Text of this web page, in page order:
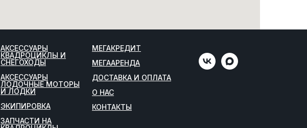
АКСЕССУАРЫ
КВАДРОЦИКЛЫ И
СНЕГОХОДЫ
АКСЕССУАРЫ
ЛОДОЧНЫЕ МОТОРЫ
И ЛОДКИ
ЭКИПИРОВКА
ЗАПЧАСТИ НА
МЕГАКРЕДИТ
МЕГААРЕНДА
ДОСТАВКА И ОПЛАТА
О НАС
КОНТАКТЫ